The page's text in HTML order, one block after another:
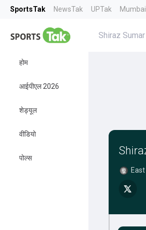
SportsTak NewsTak UPTak
होम
आईपीएल 2026
शेड्यूल
वीडियो
पोल्स
Shiraz Sumar